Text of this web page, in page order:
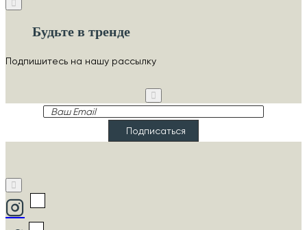
Будьте в тренде
Подпишитесь на нашу рассылку
Ваш
Подписаться